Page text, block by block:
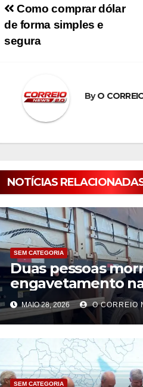
Navegação de
Como comprar dólar
de forma simples e
segura
ByO
NOTÍCIAS
SEM CATEGORIA
Duas pessoas
engavetamento na
Coxim
MAIO 28, 2026 O CORREIO
SEM CATEGORIA